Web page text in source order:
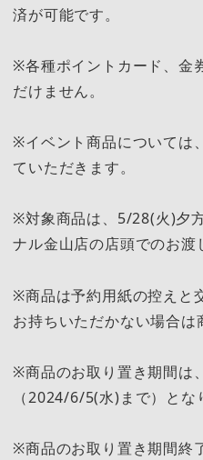
済が可能です。
※各種ポイントカード、金
だけません。
※イベント商品については
ていただきます。
※対象商品は、5/28(火)夕
ナル金山店の店頭でのお渡
※商品は予約用紙の控えと
お持ちいただかない場合は
※商品のお取り置き期間は
（2024/6/5(水)まで）とな
※商品のお取り置き期間終